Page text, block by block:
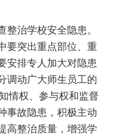
整治学校安全隐患。
要突出重点部位、重
安排专人加大对隐患
调动广大师生员工的
情权、参与权和监督
事故隐患，积极主动
高整治质量，增强学